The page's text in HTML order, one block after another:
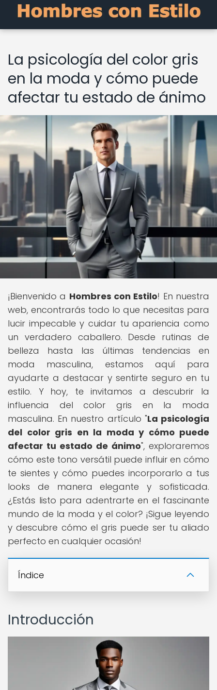
La psicología del color gris
en la moda y cómo puede
afectar tu estado de ánimo
¡Bienvenido a Hombres con Estilo! En nuestra
web, encontrarás todo lo que necesitas para
lucir impecable y cuidar tu apariencia como
un verdadero caballero. Desde rutinas de
belleza hasta las últimas tendencias en
moda masculina, estamos aquí para
ayudarte a destacar y sentirte seguro en tu
estilo. Y hoy, te invitamos a descubrir la
influencia del color gris en la moda
masculina. En nuestro artículo "La psicología
del color gris en la moda y cómo puede
afectar tu estado de ánimo", exploraremos
cómo este tono versátil puede influir en cómo
te sientes y cómo puedes incorporarlo a tus
looks de manera elegante y sofisticada.
¿Estás listo para adentrarte en el fascinante
mundo de la moda y el color? ¡Sigue leyendo
y descubre cómo el gris puede ser tu aliado
perfecto en cualquier ocasión!
Índice
Introducción